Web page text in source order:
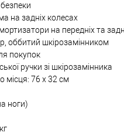
на задніх колесах
на передніх та
оббитий шкірозамінником
покупок
ручки зі шкірозамінника
місця: 76 х 32 см
ноги)